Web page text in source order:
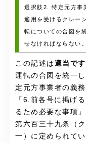
選択肢2. 特定元方事
適用を受けるクレー
転についての合図を
せなければならない。
この記述は 適当です
運転の合図を統一
定元方事業者の義
「6.前各号に掲げ
るため必要な事項
第六百三十九条（
一）に定められて